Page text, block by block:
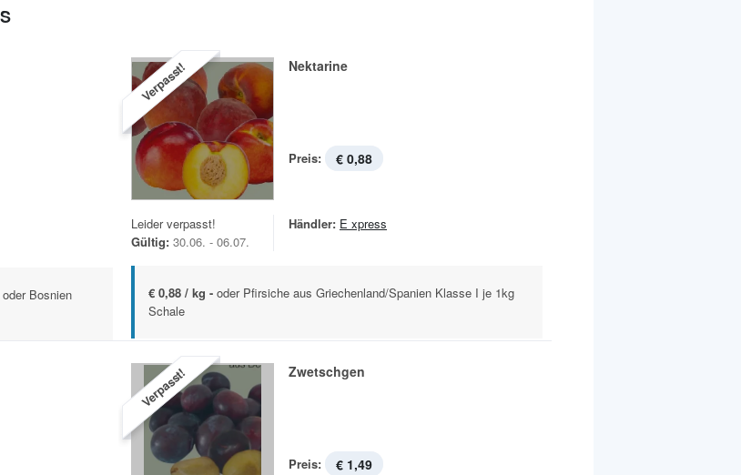
Bosnien
Verpasst! Nektarine
Preis: € 0,88
Leider verpasst!
Gültig: 30.06. - 06.07.
Händler: E xpress
€ 0,88 / kg - oder Pfirsiche aus Griechenland/Spanien Klasse I je 1kg
Schale
Verpasst! Zwetschgen
Preis: € 1,49